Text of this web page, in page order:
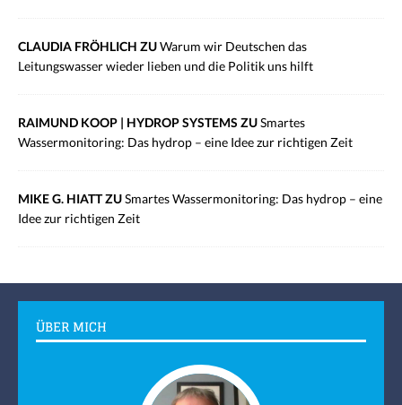
CLAUDIA FRÖHLICH ZUWarum wir Deutschen das
Leitungswasser wieder lieben und die Politik uns hilft
RAIMUND KOOP | HYDROP SYSTEMS ZUSmartes
Wassermonitoring: Das hydrop – eine Idee zur richtigen Zeit
MIKE G. HIATT ZUSmartes Wassermonitoring: Das hydrop – eine
Idee zur richtigen Zeit
ÜBER MICH